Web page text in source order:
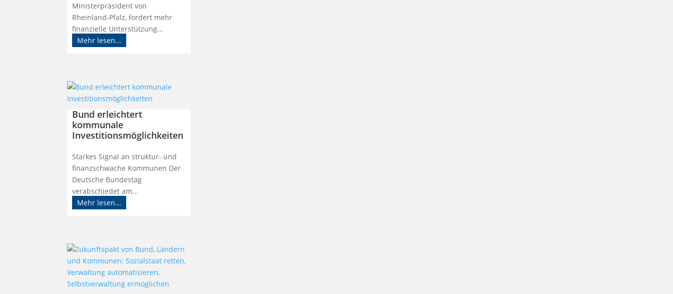
Ministerpräsident von
Rheinland-Pfalz, fordert mehr
finanzielle Unterstützung...
Mehr lesen...
Bund erleichtert
kommunale
Investitionsmöglichkeiten
Starkes Signal an struktur- und
finanzschwache Kommunen Der
Deutsche Bundestag
verabschiedet am...
Mehr lesen...